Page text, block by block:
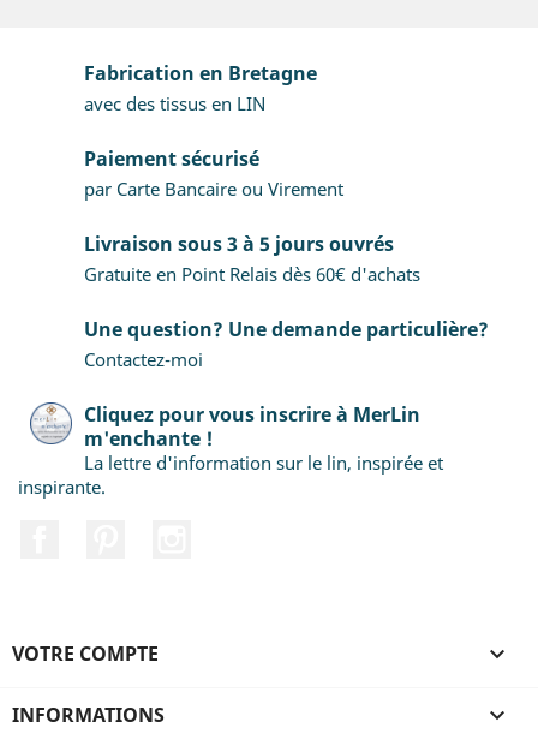
Fabrication en Bretagne
avec des tissus en LIN
Paiement sécurisé
par Carte Bancaire ou Virement
Livraison sous 3 à 5 jours ouvrés
Gratuite en Point Relais dès 60€ d'achats
Une question? Une demande particulière?
Contactez-moi
Cliquez pour vous inscrire à MerLin
m'enchante !
La lettre d'information sur le lin, inspirée et
inspirante.
VOTRE COMPTE 
INFORMATIONS 